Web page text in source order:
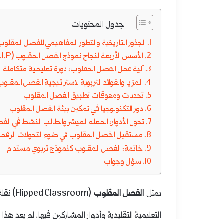
جدول المحتويات
الجذور التاريخية والتطور المفاهيمي للفصل
الأسس الأربعة لنجاح نموذج الفصل المقلوب (The Four Pillars of F.L.I.P.)
آلية عمل الفصل المقلوب: دورة تعليمية متكاملة
المزايا والفوائد التربوية لاستراتيجية الفصل
تحديات ومعوقات تطبيق الفصل المقلوب
دور التكنولوجيا في تمكين بيئة الفصل المقلوب
تحول الأدوار: المعلم الميسِّر والطالب النشط في
مستقبل الفصل المقلوب في ضوء التحولات
خاتمة: الفصل المقلوب كنموذج تربوي مستدام
سؤال وجواب
يمثل الفصل المقلوب (Flipped Classroom) نقلة نوعية في الفكر التربوي
التعليمية التقليدية وأدوار المشاركين فيها. لم يعد هذا
كيف تكتب همزة إستراتيجية؟
سورة
أغسطس 9, 2024
إعراب سورة المسد